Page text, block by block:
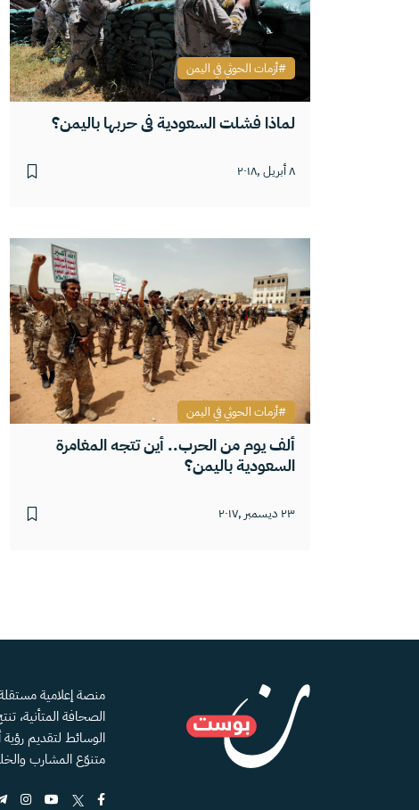
لماذا فشلت السعودية في حربها باليمن؟
٨ أبريل ,٢٠١٨
أزمات الحوثي في اليمن
ألف يوم من الحرب.. أين تتجه المغامرة
السعودية باليمن؟
٢٣ ديسمبر ,٢٠١٧
أزمات الحوثي في اليمن
الصحافة المتأنية،
الوسائط لتقديم
متنوّع المشارب